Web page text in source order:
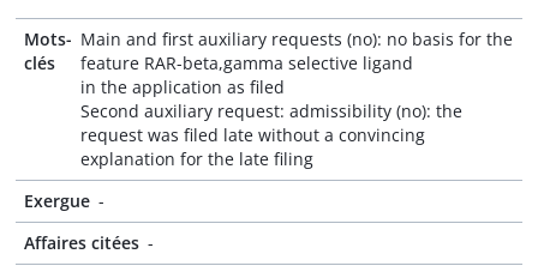
Mots-
clés
Main and first auxiliary requests (no): no basis for the
feature RAR-beta,gamma selective ligand
in the application as filed
Second auxiliary request: admissibility (no): the
request was filed late without a convincing
explanation for the late filing
Exergue -
Affaires citées -